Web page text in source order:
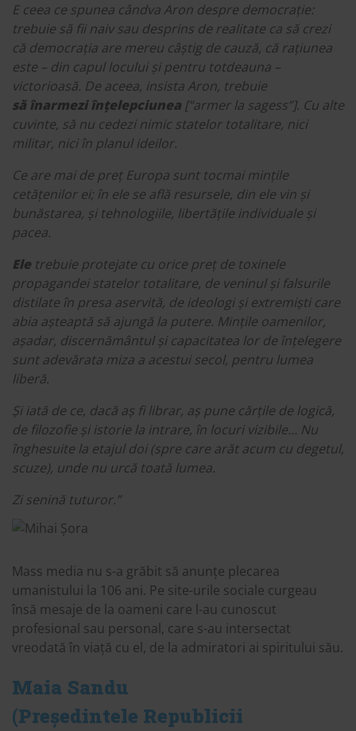
E ceea ce spunea cândva Aron despre democrație:
trebuie să fii naiv sau desprins de realitate ca să crezi
că democrația are mereu câștig de cauză, că rațiunea
este – din capul locului și pentru totdeauna –
victorioasă. De aceea, insista Aron, trebuie
să înarmezi înțelepciunea [“armer la sagess”]. Cu alte
cuvinte, să nu cedezi nimic statelor totalitare, nici
militar, nici în planul ideilor.
Ce are mai de preț Europa sunt tocmai mințile
cetățenilor ei; în ele se află resursele, din ele vin și
bunăstarea, și tehnologiile, libertățile individuale și
pacea.
Ele trebuie protejate cu orice preț de toxinele
propagandei statelor totalitare, de veninul și falsurile
distilate în presa aservită, de ideologi și extremiști care
abia așteaptă să ajungă la putere. Mințile oamenilor,
așadar, discernământul și capacitatea lor de înțelegere
sunt adevărata miza a acestui secol, pentru lumea
liberă.
Și iată de ce, dacă aș fi librar, aș pune cărțile de logică,
de filozofie și istorie la intrare, în locuri vizibile… Nu
înghesuite la etajul doi (spre care arăt acum cu degetul,
scuze), unde nu urcă toată lumea.
Zi senină tuturor.”
Mass media nu s-a grăbit să anunțe plecarea
umanistului la 106 ani. Pe site-urile sociale curgeau
însă mesaje de la oameni care l-au cunoscut
profesional sau personal, care s-au intersectat
vreodată în viață cu el, de la admiratori ai spiritului său.
Maia Sandu
(Președintele Republicii